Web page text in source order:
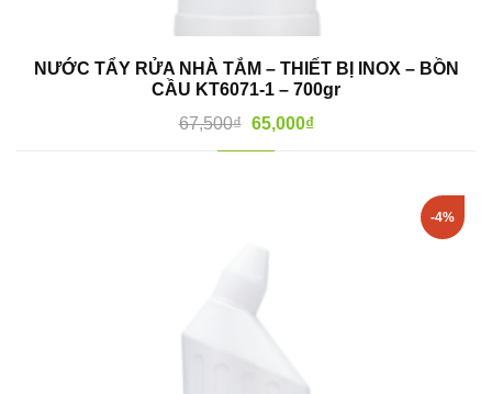
NƯỚC TẨY RỬA NHÀ TẮM – THIẾT BỊ INOX – BỒN
CẦU KT6071-1 – 700gr
67,500₫ 65,000₫
-4%